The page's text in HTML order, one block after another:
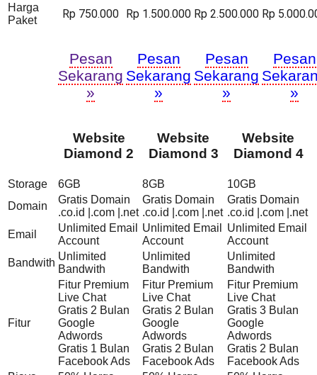
Harga
Paket
Rp 750.000 Rp 1.500.000 Rp 2.500.000 Rp
Pesan
Sekarang
»
Pesan
Sekarang
»
Pesan
Sekarang
»
Pesan
»
Website
Diamond 2
Website
Diamond 3
Website
Diamond 4
Storage 6GB 8GB
10GB
Domain
Gratis Domain
.co.id |.com |.net
Gratis Domain
.co.id |.com |.net
Gratis Domain
.co.id |.com |.net
Email
Unlimited Email
Account
Unlimited Email
Account
Unlimited Email
Account
Bandwith
Unlimited
Bandwith
Unlimited
Bandwith
Unlimited
Bandwith
Fitur
Fitur Premium
Live Chat
Gratis 2 Bulan
Google
Adwords
Gratis 1 Bulan
Facebook Ads
Fitur Premium
Live Chat
Gratis 2 Bulan
Google
Adwords
Gratis 2 Bulan
Facebook Ads
Fitur Premium
Live Chat
Gratis 3 Bulan
Google
Adwords
Gratis 2 Bulan
Facebook Ads